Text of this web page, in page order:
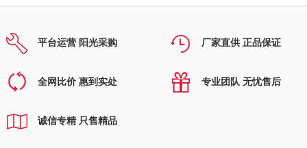
平台运营 阳光采购 厂家直供 正品保证
全网比价 惠到实处 专业团队 无忧售后
诚信专精 只售精品